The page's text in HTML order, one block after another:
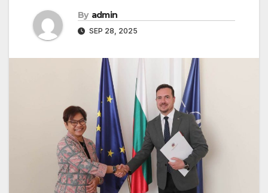
By admin
SEP 28, 2025